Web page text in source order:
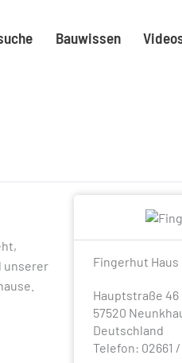
Bauwissen
unserer
Fingerhut Haus
Hauptstraße 46
57520
Deutschland
Telefon: 02661